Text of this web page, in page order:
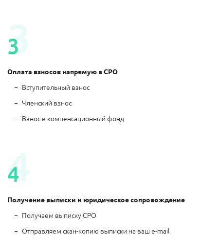
Оплата взносов напрямую в СРО
Вступительный взнос
Членский взнос
Взнос в компенсационный фонд
Получение выписки и юридическое сопровождение
Получаем выписку СРО
Отправляем скан-копию выписки на ваш e-mail